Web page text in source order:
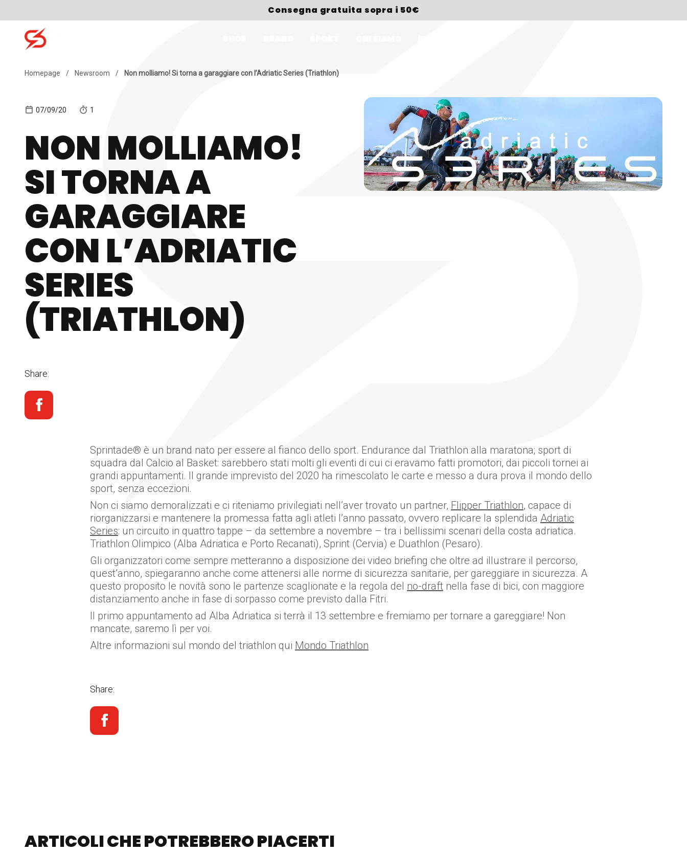
Consegna gratuita sopra i 50€
Homepage / Newsroom / Non molliamo! Si torna a garaggiare con l’Adriatic Series (Triathlon)
07/09/20 1
NON MOLLIAMO!
SI TORNA A
GARAGGIARE
CON L’ADRIATIC
SERIES
(TRIATHLON)
Share:
Sprintade® è un brand nato per essere al fianco dello sport. Endurance dal Triathlon alla maratona; sport di
squadra dal Calcio al Basket: sarebbero stati molti gli eventi di cui ci eravamo fatti promotori, dai piccoli tornei ai
grandi appuntamenti. Il grande imprevisto del 2020 ha rimescolato le carte e messo a dura prova il mondo dello
sport, senza eccezioni.
Non ci siamo demoralizzati e ci riteniamo privilegiati nell’aver trovato un partner, Flipper Triathlon, capace di
riorganizzarsi e mantenere la promessa fatta agli atleti l’anno passato, ovvero replicare la splendida Adriatic
Series: un circuito in quattro tappe – da settembre a novembre – tra i bellissimi scenari della costa adriatica.
Triathlon Olimpico (Alba Adriatica e Porto Recanati), Sprint (Cervia) e Duathlon (Pesaro).
Gli organizzatori come sempre metteranno a disposizione dei video briefing che oltre ad illustrare il percorso,
quest’anno, spiegaranno anche come attenersi alle norme di sicurezza sanitarie, per gareggiare in sicurezza. A
questo proposito le novità sono le partenze scaglionate e la regola del no-draft nella fase di bici, con maggiore
distanziamento anche in fase di sorpasso come previsto dalla Fitri.
Il primo appuntamento ad Alba Adriatica si terrà il 13 settembre e fremiamo per tornare a gareggiare! Non
mancate, saremo lì per voi.
Altre informazioni sul mondo del triathlon qui Mondo Triathlon
Share:
ARTICOLI CHE POTREBBERO PIACERTI
Search for: